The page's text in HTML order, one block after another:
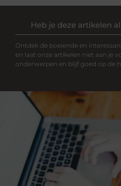
Heb je deze artikelen
Ontdek de boeiende en
en laat onze artikelen niet aan je
onderwerpen en blijf goed op de